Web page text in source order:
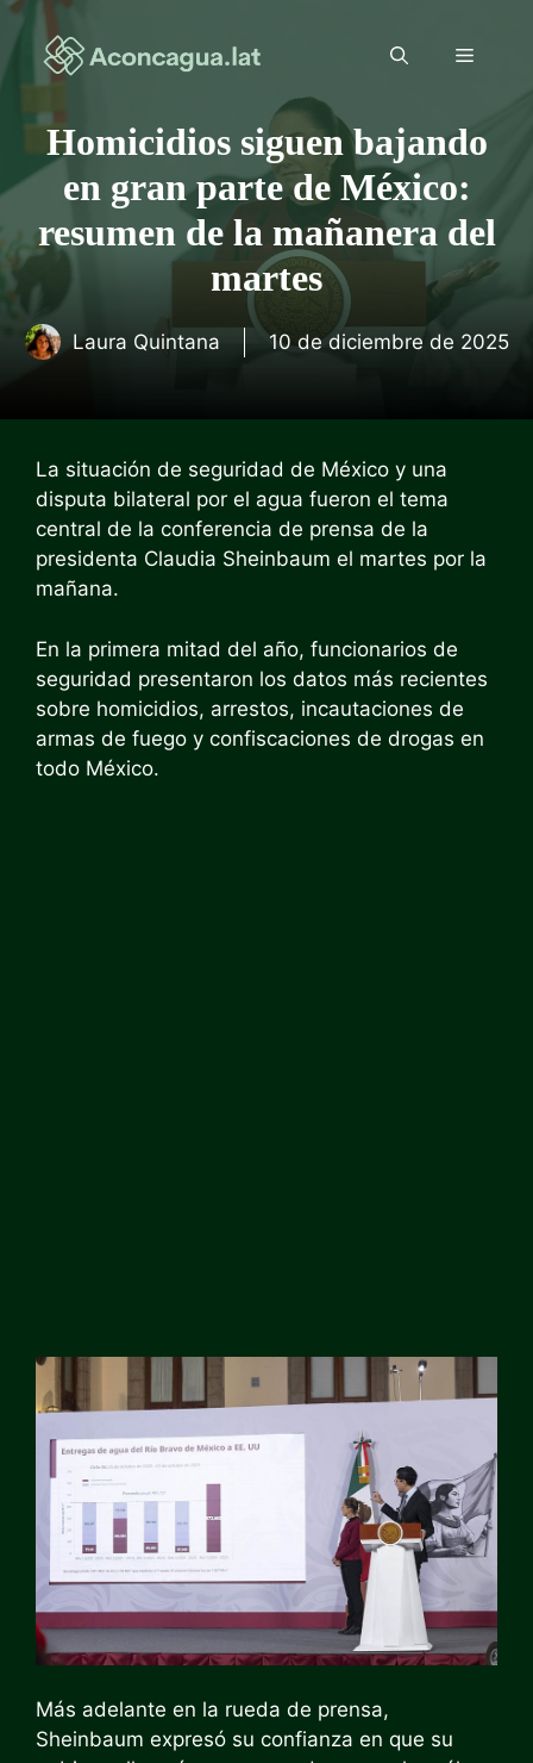
Saltar
al
contenido
Menú
Homicidios siguen bajando
en gran parte de México:
resumen de la mañanera del
martes
Laura Quintana 10 de diciembre de 2025
La situación de seguridad de México y una
disputa bilateral por el agua fueron el tema
central de la conferencia de prensa de la
presidenta Claudia Sheinbaum el martes por la
mañana.
En la primera mitad del año, funcionarios de
seguridad presentaron los datos más recientes
sobre homicidios, arrestos, incautaciones de
armas de fuego y confiscaciones de drogas en
todo México.
Más adelante en la rueda de prensa,
Sheinbaum expresó su confianza en que su